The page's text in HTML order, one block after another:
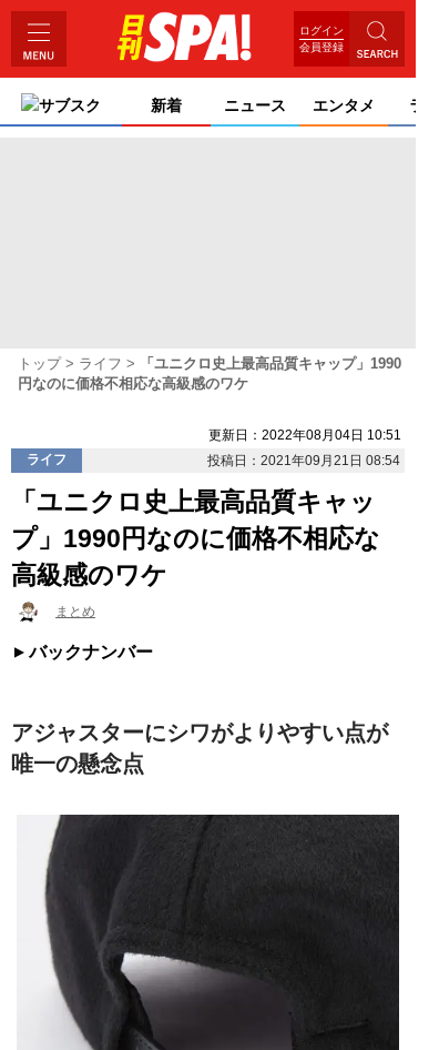
ログイン
会員登録
サブスク 新着 ニュース エンタメ ライ
トップ ライフ
「ユニクロ史上最高品質キャップ」1990
円なのに価格不相応な高級感のワケ
更新日：2022年08月04日 10:51
ライフ
投稿日：2021年09月21日 08:54
「ユニクロ史上最高品質キャッ
プ」1990円なのに価格不相応な
高級感のワケ
まとめ
バックナンバー
アジャスターにシワがよりやすい点が
唯一の懸念点